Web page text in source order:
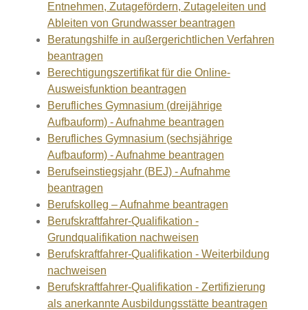
Entnehmen, Zutagefördern, Zutageleiten und
Ableiten von Grundwasser beantragen
Beratungshilfe in außergerichtlichen Verfahren
beantragen
Berechtigungszertifikat für die Online-
Ausweisfunktion beantragen
Berufliches Gymnasium (dreijährige
Aufbauform) - Aufnahme beantragen
Berufliches Gymnasium (sechsjährige
Aufbauform) - Aufnahme beantragen
Berufseinstiegsjahr (BEJ) - Aufnahme
beantragen
Berufskolleg – Aufnahme beantragen
Berufskraftfahrer-Qualifikation -
Grundqualifikation nachweisen
Berufskraftfahrer-Qualifikation - Weiterbildung
nachweisen
Berufskraftfahrer-Qualifikation - Zertifizierung
als anerkannte Ausbildungsstätte beantragen